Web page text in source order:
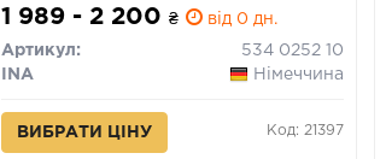
1 989 - 2 200₴ від 0 дн.
Артикул:
534 0252 10
INA
Німеччина
ВИБРАТИ ЦІНУ Код: 21397